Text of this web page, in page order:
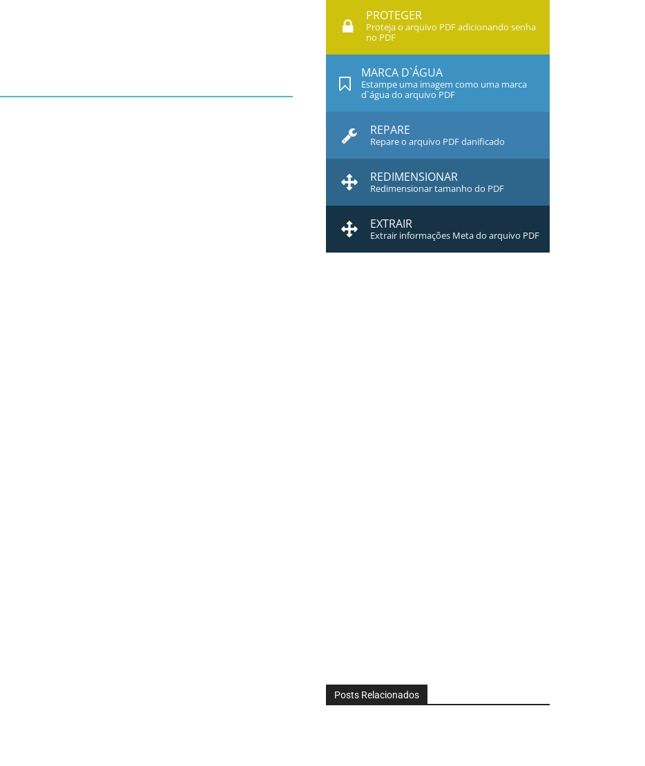
PROTEGER
Proteja o arquivo PDF adicionando senha
no PDF
MARCA D`ÁGUA
Estampe uma imagem como uma marca
d`água do arquivo PDF
REPARE
Repare o arquivo PDF danificado
REDIMENSIONAR
Redimensionar tamanho do PDF
EXTRAIR
Extrair informações Meta do arquivo PDF
Posts Relacionados